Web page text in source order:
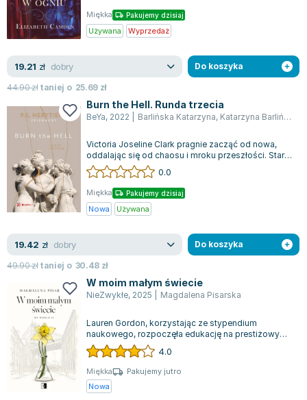
Miękka Pakujemy dzisiaj
Używana Wyprzedaż
19.21 zł dobry
44.90złtaniej o 25.69 zł
Do koszyka
Burn the Hell. Runda trzecia
BeYa, 2022 Barlińska Katarzyna, Katarzyna Barlińska P.S. Herytiera
Victoria Joseline Clark pragnie zacząć od nowa,
oddalając się od chaosu i mroku przeszłości. Stara
się unikać wszystkiego, co wzbu...
0.0
Miękka Pakujemy dzisiaj
Nowa Używana
19.42 zł dobry
49.90złtaniej o 30.48 zł
Do koszyka
W moim małym świecie
NieZwykłe, 2025 Magdalena Pisarska
Lauren Gordon, korzystając ze stypendium
naukowego, rozpoczęła edukację na prestiżowym
uniwersytecie w Nowym Jorku. Jest osobą, kt...
4.0
Miękka
Pakujemy jutro
Nowa